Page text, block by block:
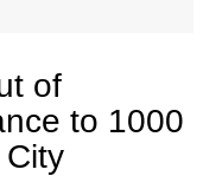
of
to 1000